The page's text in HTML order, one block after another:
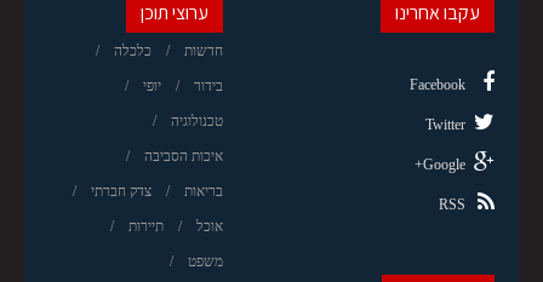
ערוצי תוכן
חדשות כלכלה
בידור יופי
טכנולוגיה
איכות הסביבה
בריאות צדק חברתי
אוכל תיירות
משפט
עקבו אחרינו
Facebook
Twitter
Google+
RSS